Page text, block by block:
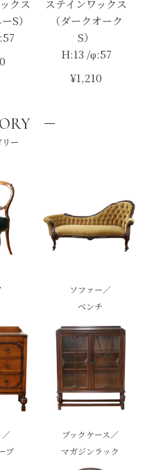
クス
S）
ステインワックス
（ダークオーク
S）
H:13 /φ:57
¥1,210
ー
ソファー／
ベンチ
／
ブ
ブックケース／
マガジンラック